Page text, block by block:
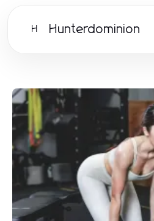
H Hunterdominion